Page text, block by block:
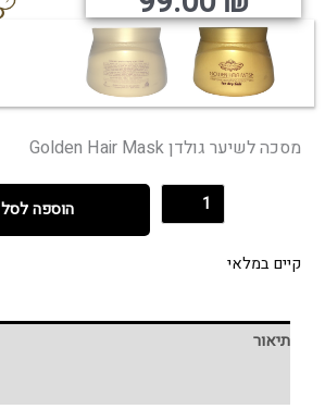
מסכה לשיער גולדן Golden Hair Mask
היה:
הוא:
הוספה לסל
קיים במלאי
תיאור